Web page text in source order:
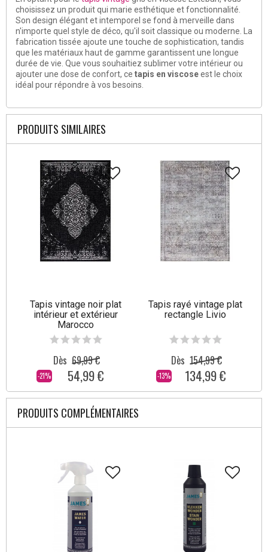
choisissez un produit qui marie esthétique et fonctionnalité.
Son design élégant et intemporel se fond à merveille dans
n'importe quel style de déco, qu'il soit classique ou moderne. La
fabrication tissée ajoute une touche de sophistication, tandis
que les matériaux haut de gamme garantissent une longue
durée de vie. Que vous souhaitiez sublimer votre intérieur ou
ajouter une dose de confort, ce tapis en viscoseest le choix
idéal pour répondre à vos besoins.
PRODUITS SIMILAIRES
Tapis vintage noir plat
intérieur et extérieur
Marocco
-21%
Dès 69,99 €
54,99 €
Tapis rayé vintage plat
rectangle Livio
-13%
Dès 154,99 €
134,99 €
PRODUITS COMPLÉMENTAIRES